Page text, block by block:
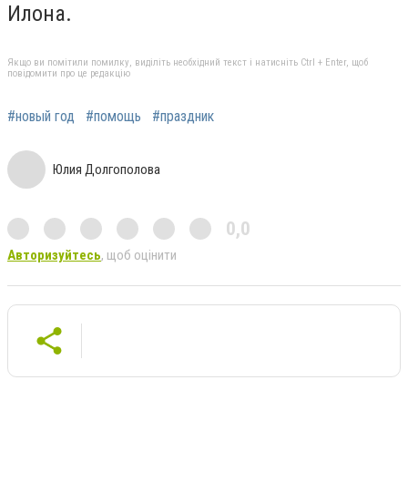
Илона.
Якщо ви помітили помилку, виділіть необхідний текст і натисніть Ctrl + Enter, щоб
повідомити про це редакцію
#новый год #помощь #праздник
Юлия Долгополова
0,0
Авторизуйтесь, щоб оцінити